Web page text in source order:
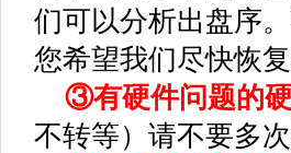
们可以分析出盘序
您希望我们尽快恢
③有硬件问题的
不转等）请不要多次